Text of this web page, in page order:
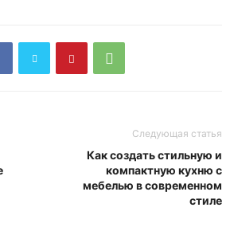
Следующая статья
Как создать стильную и
компактную кухню с
мебелью в современном
стиле